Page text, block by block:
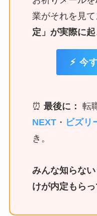
業がそれを見
定」が実際に
⚡ 今
⏰ 最後に： 転
NEXT・ ビズリ
き。
みんな知らな
けが内定もら